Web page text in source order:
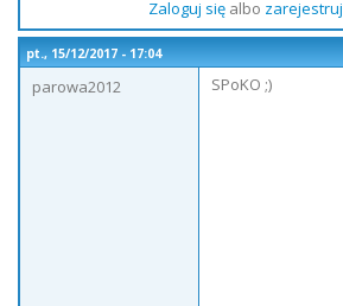
Zaloguj sięalbo zarejestruj
pt., 15/12/2017 - 17:04
parowa2012
SPoKO ;)